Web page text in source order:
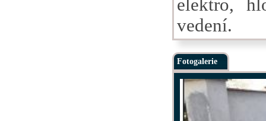
elektro,
vedení.
Fotogalerie